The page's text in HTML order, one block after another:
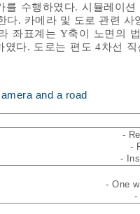
를 수행하였다. 시뮬레이
다. 카메라 및 도로 관련 사
좌표계는 Y축이 노면의
였다. 도로는 편도 4차선
and a road
-
-
-
- One
-